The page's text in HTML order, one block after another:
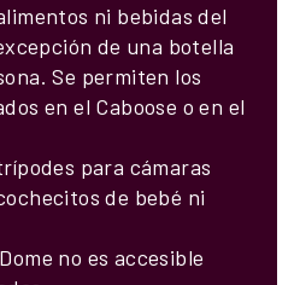
ni bebidas del
de una botella
Se permiten los
en el Caboose o en el
para cámaras
de bebé ni
no es accesible